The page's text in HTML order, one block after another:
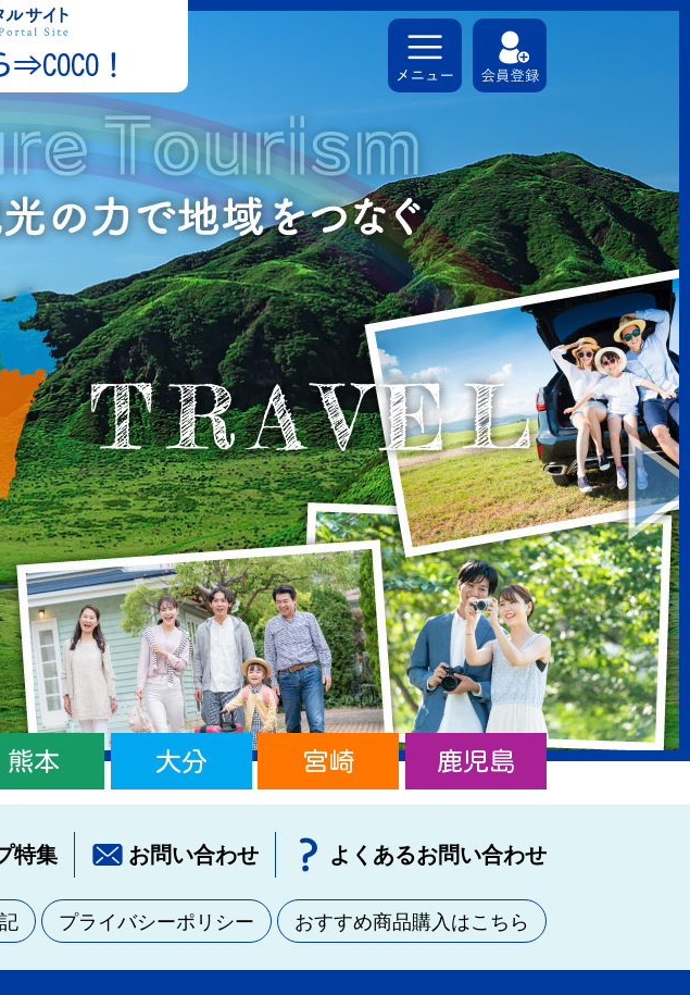
！
熊本 大分 宮崎 鹿児島
特集 お問い合わせ よくあるお問い合わせ
プライバシーポリシー おすすめ商品購入はこちら